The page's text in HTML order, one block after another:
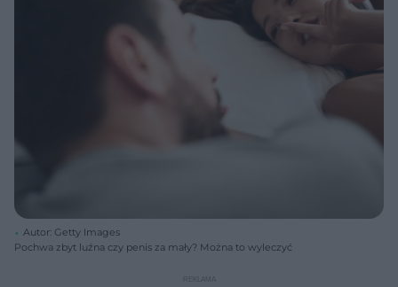
Autor: Getty Images
Pochwa zbyt luźna czy penis za mały? Można to wyleczyć